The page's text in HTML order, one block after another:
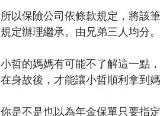
所以保險公司依條款規定，將該
規定辦理繼承。由兄弟三人均分
小哲的媽媽有可能不了解這一點
在身故後，才能讓小哲順利拿到
你是不是也以為年金保單只要指